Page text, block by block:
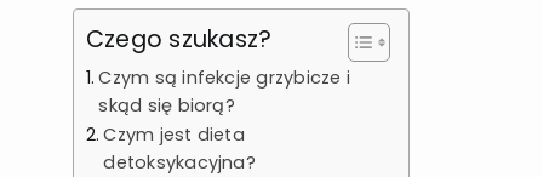
Czego szukasz?
Czym są infekcje grzybicze i
skąd się biorą?
Czym jest dieta
detoksykacyjna?